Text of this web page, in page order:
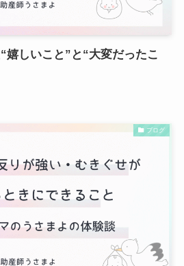
嬉しいこと”と“大変だったこ
ブログ